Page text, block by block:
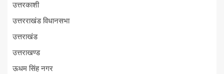
उत्तरकाशी
उत्तरराखंड विधानसभा
उत्तराखंड
उत्तराखण्ड
ऊधम सिंह नगर